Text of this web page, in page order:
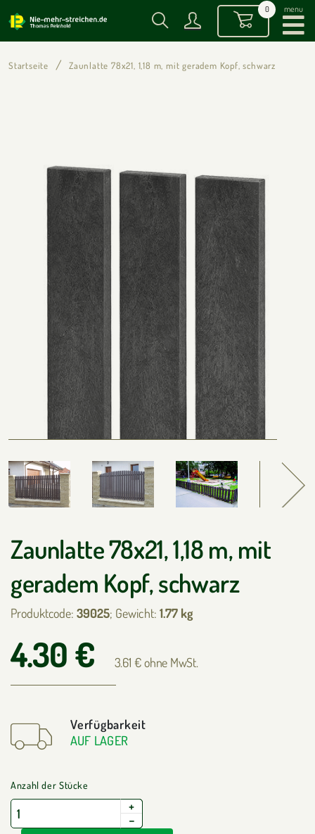
0 menu
Startseite Zaunlatte 78x21, 1,18 m, mit geradem Kopf, schwarz
Zaunlatte 78x21, 1,18 m, mit
geradem Kopf, schwarz
Produktcode:39025; Gewicht: 1.77 kg
4.30 € 3.61 € ohne MwSt.
Verfügbarkeit
AUF LAGER
Anzahl der Stücke
+
−